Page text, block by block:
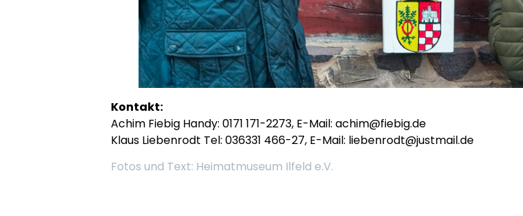
Kontakt:
Achim Fiebig Handy: 0171 171-2273, E-Mail: achim@fiebig.de
Klaus Liebenrodt Tel: 036331 466-27, E-Mail: liebenrodt@justmail.de
Fotos und Text: Heimatmuseum Ilfeld e.V.